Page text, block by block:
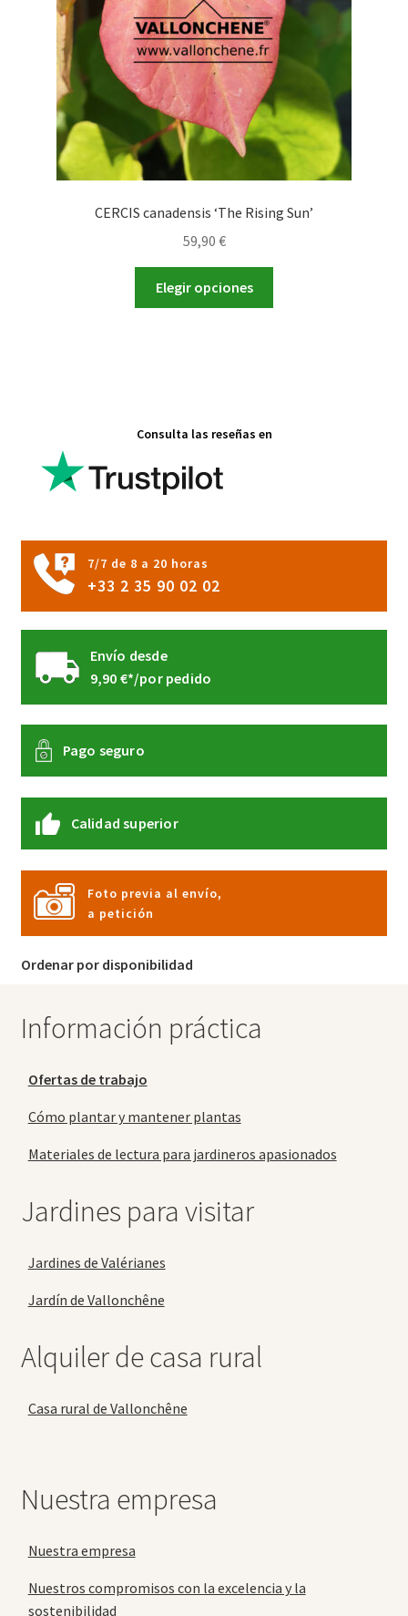
en
la
página
de
producto
CERCIS canadensis ‘The Rising Sun’
59,90 €
Elegir opciones
Consulta las reseñas en
7/7 de 8 a 20 horas
+33 2 35 90 02 02
Envío desde
9,90 €*/por pedido
Pago seguro
Calidad superior
Foto previa al envío,
a petición
Ordenar por disponibilidad
Información práctica
Ofertas de trabajo
Cómo plantar y mantener plantas
Materiales de lectura para jardineros apasionados
Jardines para visitar
Jardines de Valérianes
Jardín de Vallonchêne
Alquiler de casa rural
Casa rural de Vallonchêne
Nuestra empresa
Nuestra empresa
Nuestros compromisos con la excelencia y la
sostenibilidad